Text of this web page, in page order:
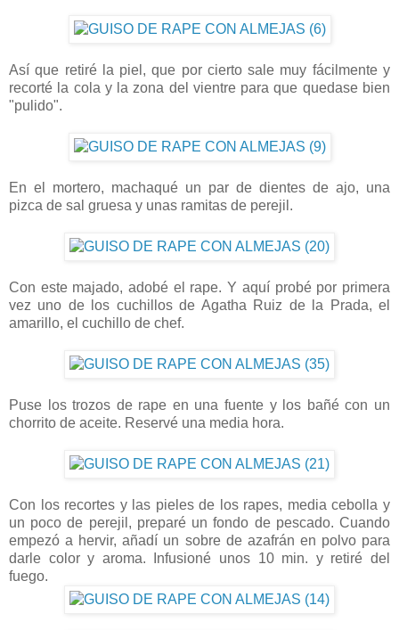
Así que retiré la piel, que por cierto sale muy fácilmente y
recorté la cola y la zona del vientre para que quedase bien
"pulido".
En el mortero, machaqué un par de dientes de ajo, una
pizca de sal gruesa y unas ramitas de perejil.
Con este majado, adobé el rape. Y aquí probé por primera
vez uno de los cuchillos de Agatha Ruiz de la Prada, el
amarillo, el cuchillo de chef.
Puse los trozos de rape en una fuente y los bañé con un
chorrito de aceite. Reservé una media hora.
Con los recortes y las pieles de los rapes, media cebolla y
un poco de perejil, preparé un fondo de pescado. Cuando
empezó a hervir, añadí un sobre de azafrán en polvo para
darle color y aroma. Infusioné unos 10 min. y retiré del
fuego.